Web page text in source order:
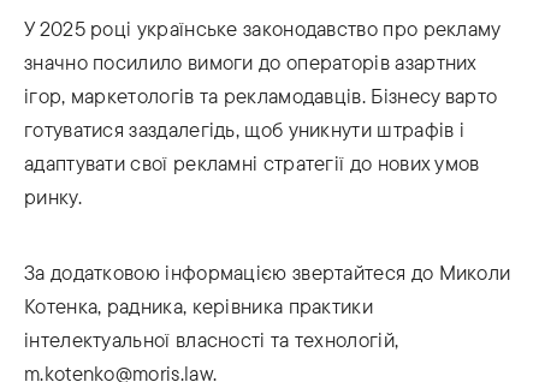
У 2025 році українське законодавство про рекламу
значно посилило вимоги до операторів азартних
ігор, маркетологів та рекламодавців. Бізнесу варто
готуватися заздалегідь, щоб уникнути штрафів і
адаптувати свої рекламні стратегії до нових умов
ринку.
За додатковою інформацією звертайтеся до Миколи
Котенка, радника, керівника практики
інтелектуальної власності та технологій,
m.kotenko@moris.law.